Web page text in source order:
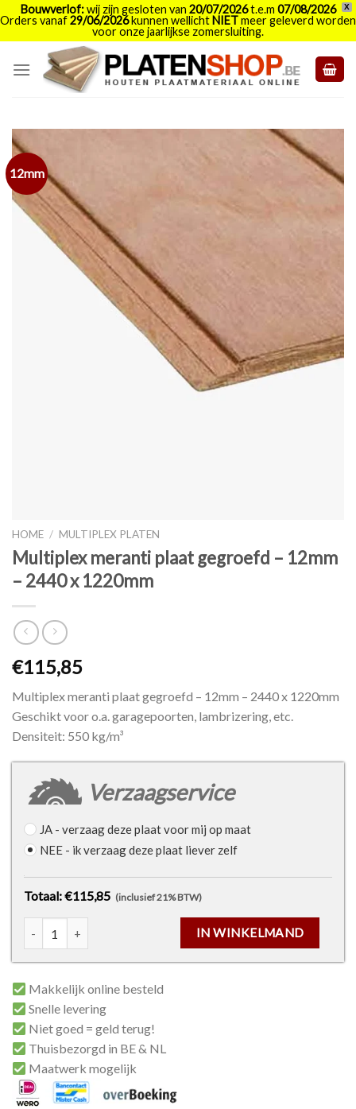
X
Bouwverlof:wij zijn gesloten van 20/07/2026t.e.m 07/08/2026
Orders vanaf29/06/2026kunnen wellichtNIETmeer geleverd worden
voor onze jaarlijkse zomersluiting.
12mm
HOME / MULTIPLEX PLATEN
Multiplex meranti plaat gegroefd – 12mm
– 2440 x 1220mm
€115,85
Multiplex meranti plaat gegroefd – 12mm – 2440 x 1220mm
Geschikt voor o.a. garagepoorten, lambrizering, etc.
Densiteit: 550 kg/m³
Verzaagservice
JA - verzaag deze plaat voor mij op maat
NEE - ik verzaag deze plaat liever zelf
Totaal: €115,85 (inclusief 21% BTW)
IN WINKELMAND
Multiplex meranti plaat gegroefd - 12mm - 2440 x 1220mm
Makkelijk online besteld
Snelle levering
Niet goed = geld terug!
Thuisbezorgd in BE & NL
Maatwerk mogelijk